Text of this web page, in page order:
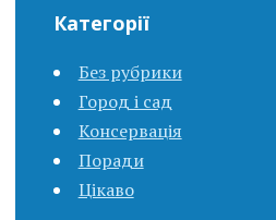
Категорії
Без рубрики
Город і сад
Консервація
Поради
Цікаво